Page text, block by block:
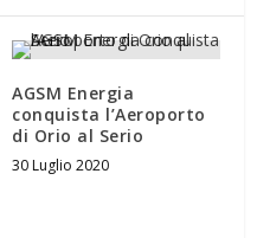
AGSM Energia
conquista l’Aeroporto
di Orio al Serio
30 Luglio 2020